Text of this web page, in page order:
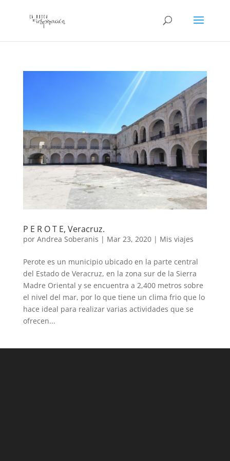
P E R O T E, Veracruz.
por Andrea Soberanis | Mar 23, 2020| Mis viajes
Perote es un municipio ubicado en la parte central
del Estado de Veracruz, en la zona sur de la Sierra
Madre Oriental y se encuentra a 2,400 metros sobre
el nivel del mar, por lo que tiene un clima frio que lo
hace ideal para realizar varias actividades que se
ofrecen...